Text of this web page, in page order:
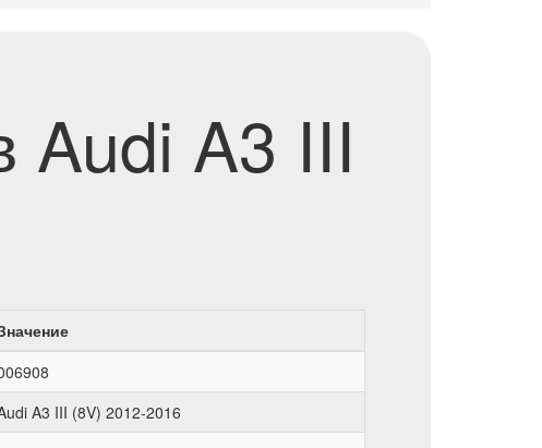
Audi A3 III
A3 III (8V) 2012-2016